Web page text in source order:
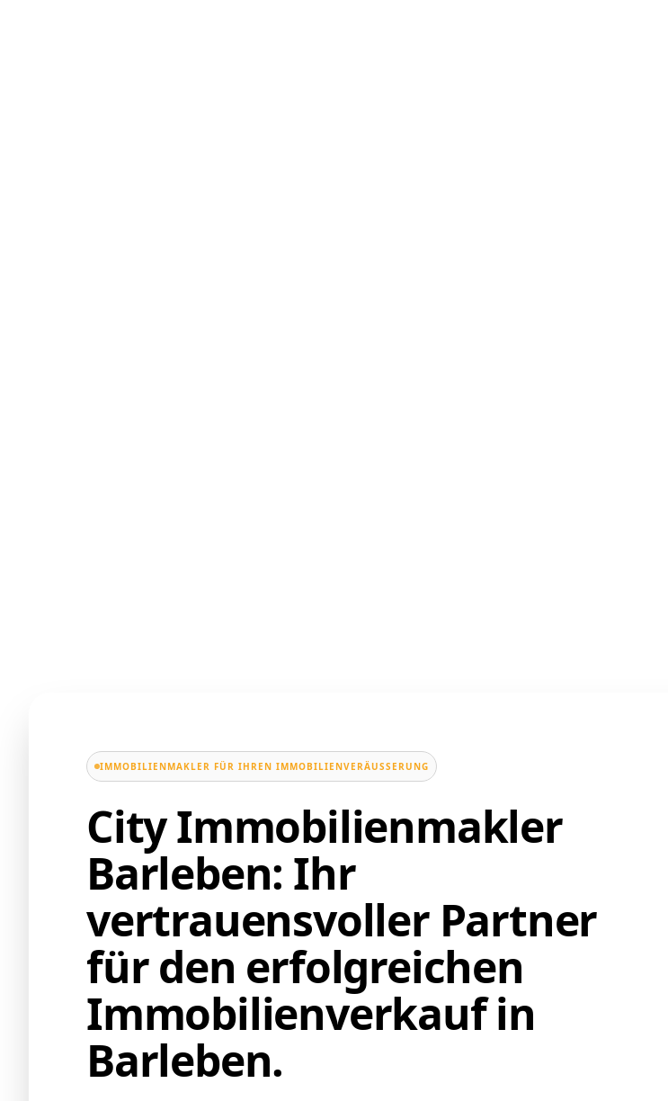
IMMOBILIENMAKLER FÜR IHREN IMMOBILIENVERÄUSSERUNG
City Immobilienmakler
Barleben: Ihr
vertrauensvoller Partner
für den erfolgreichen
Immobilienverkauf in
Barleben.